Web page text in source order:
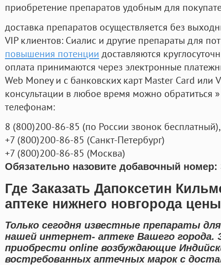
приобретение препаратов удобным для
доставка препаратов осуществляется без
VIP клиентов: Сиалис и другие препараты для
повышения потенции доставляются
оплата принимаются через электронные
Web Money и с банковских карт Master Card или
консультации в любое время можно обратиться
телефонам:
8 (800)200-86-85 (по России звонок бесплатный),
+7 (800)200-86-85 (Санкт-Петербург)
+7 (800)200-86-85 (Москва)
Обязательно назовите добавочный номер:
Где Заказать Дапоксетин
аптеке нижнего новгорода цены
Только сегодня известные препараты
нашей интернет- аптеке Вашего
приобрести online возбуждающие
востребованных аптечных марок с